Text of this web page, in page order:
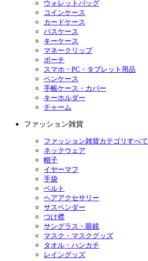
ウォレットバッグ
コインケース
カードケース
パスケース
キーケース
マネークリップ
ポーチ
スマホ・PC・タブレット用品
ペンケース
手帳ケース・カバー
キーホルダー
チャーム
ファッション雑貨
ファッション雑貨カテゴリすべて
ネックウェア
帽子
イヤーマフ
手袋
ベルト
ヘアアクセサリー
サスペンダー
つけ襟
サングラス・眼鏡
マスク・マスクグッズ
タオル・ハンカチ
レイングッズ